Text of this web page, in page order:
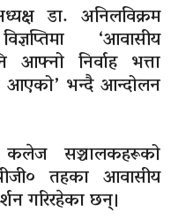
डा. अनिलविक्रम
‘आवासीय
निर्वाह भत्ता
आएको’ भन्दै आन्दोलन
कलेज सञ्चालकहरूको
तहका आवासीय
गरिरहेका छन्।